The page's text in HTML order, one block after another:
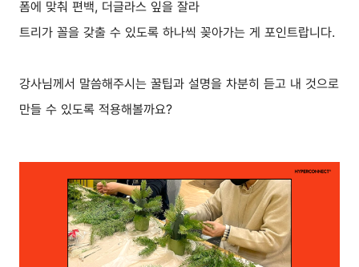
폼에 맞춰 편백, 더글라스 잎을 잘라
트리가 꼴을 갖출 수 있도록 하나씩 꽂아가는 게 포인트랍니다.
강사님께서 말씀해주시는 꿀팁과 설명을 차분히 듣고 내 것으로
만들 수 있도록 적용해볼까요?